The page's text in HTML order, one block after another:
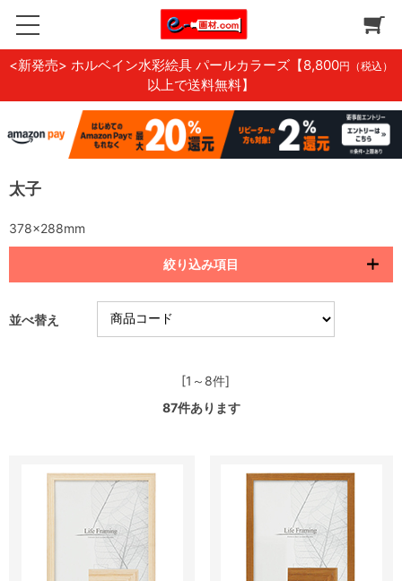
<新発売> ホルベイン水彩絵具 パールカラーズ 【8,800円（税込）
以上で送料無料】
太子
378×288mm
絞り込み項目
並べ替え
[1～8件]
87件あります